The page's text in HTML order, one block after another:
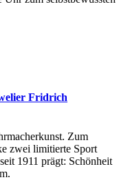
Fridrich
Zum
zwei limitierte Sport
1911 prägt: Schönheit